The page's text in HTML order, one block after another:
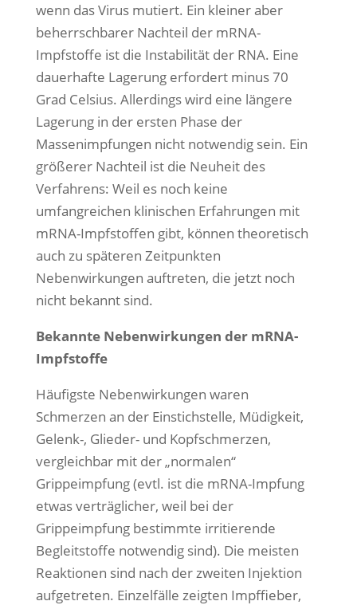
wenn das Virus mutiert. Ein kleiner aber
beherrschbarer Nachteil der mRNA-
Impfstoffe ist die Instabilität der RNA. Eine
dauerhafte Lagerung erfordert minus 70
Grad Celsius. Allerdings wird eine längere
Lagerung in der ersten Phase der
Massenimpfungen nicht notwendig sein. Ein
größerer Nachteil ist die Neuheit des
Verfahrens: Weil es noch keine
umfangreichen klinischen Erfahrungen mit
mRNA-Impfstoffen gibt, können theoretisch
auch zu späteren Zeitpunkten
Nebenwirkungen auftreten, die jetzt noch
nicht bekannt sind.
Bekannte Nebenwirkungen der mRNA-
Impfstoffe
Häufigste Nebenwirkungen waren
Schmerzen an der Einstichstelle, Müdigkeit,
Gelenk-, Glieder- und Kopfschmerzen,
vergleichbar mit der „normalen“
Grippeimpfung (evtl. ist die mRNA-Impfung
etwas verträglicher, weil bei der
Grippeimpfung bestimmte irritierende
Begleitstoffe notwendig sind). Die meisten
Reaktionen sind nach der zweiten Injektion
aufgetreten. Einzelfälle zeigten Impffieber,